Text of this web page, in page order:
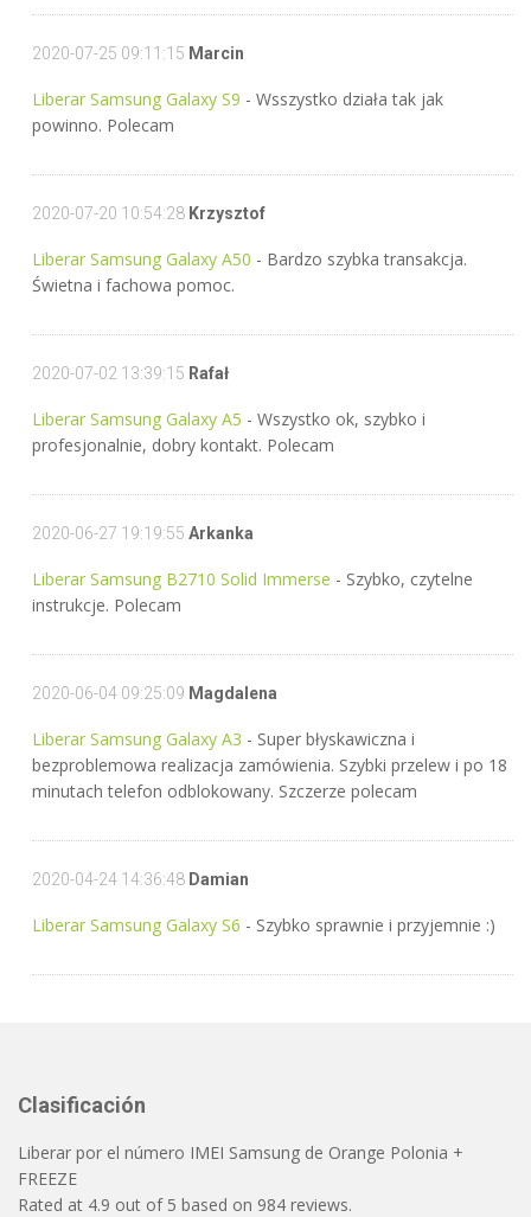
2020-07-25 09:11:15 Marcin
Liberar Samsung Galaxy S9 - Wsszystko działa tak jak
powinno. Polecam
2020-07-20 10:54:28 Krzysztof
Liberar Samsung Galaxy A50 - Bardzo szybka transakcja.
Świetna i fachowa pomoc.
2020-07-02 13:39:15 Rafał
Liberar Samsung Galaxy A5 - Wszystko ok, szybko i
profesjonalnie, dobry kontakt. Polecam
2020-06-27 19:19:55 Arkanka
Liberar Samsung B2710 Solid Immerse - Szybko, czytelne
instrukcje. Polecam
2020-06-04 09:25:09 Magdalena
Liberar Samsung Galaxy A3 - Super błyskawiczna i
bezproblemowa realizacja zamówienia. Szybki przelew i po 18
minutach telefon odblokowany. Szczerze polecam
2020-04-24 14:36:48 Damian
Liberar Samsung Galaxy S6 - Szybko sprawnie i przyjemnie :)
Clasificación
Liberar por el número IMEI Samsung de Orange Polonia +
FREEZE
Rated at 4.9 out of 5 based on 984 reviews.